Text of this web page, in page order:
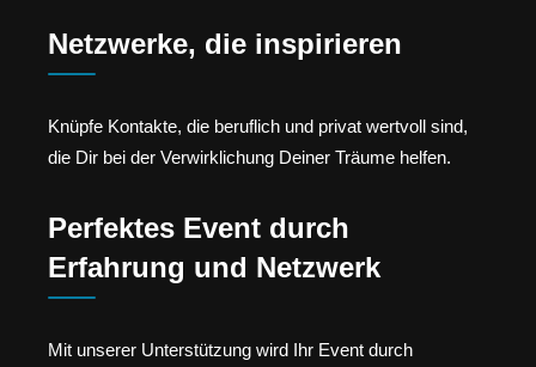
Netzwerke, die inspirieren
Knüpfe Kontakte, die beruflich und privat wertvoll sind,
die Dir bei der Verwirklichung Deiner Träume helfen.
Perfektes Event durch
Erfahrung und Netzwerk
Mit unserer Unterstützung wird Ihr Event durch